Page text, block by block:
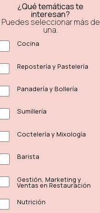
¿Qué temáticas te
interesan?
Puedes seleccionar más de
una.
Cocina
Repostería y Pastelería
Panadería y Bollería
Sumillería
Coctelería y Mixología
Barista
Gestión, Marketing y
Ventas en Restauración
Nutrición